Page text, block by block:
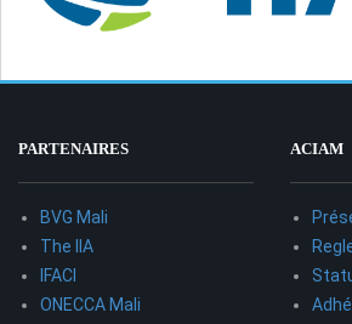
PARTENAIRES
BVG Mali
The IIA
IFACI
ONECCA Mali
ACIAM